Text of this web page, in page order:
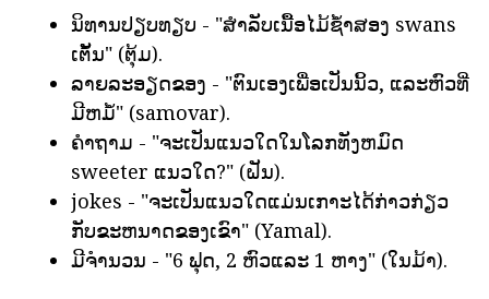
ນິທານປຽບທຽບ - "ສໍາລັບເນື້ອໄມ້ຊ້ໍາສອງ swans
ເຕັ້ນ" (ຕຸ້ມ).
ລາຍລະອຽດຂອງ - "ຕົນເອງເພື່ອເປັນນິ້ວ, ແລະຫົວທີ່
ມີຫມໍ້" (samovar).
ຄໍາຖາມ - "ຈະເປັນແນວໃດໃນໂລກທັງຫມົດ
sweeter ແນວໃດ?" (ຝັນ).
jokes - "ຈະເປັນແນວໃດແມ່ນເກາະໄດ້ກ່າວກ່ຽວ
ກັບຂະຫນາດຂອງເຂົາ" (Yamal).
ມີຈໍານວນ - "6 ຟຸດ, 2 ຫົວແລະ 1 ຫາງ" (ໃນມ້າ).